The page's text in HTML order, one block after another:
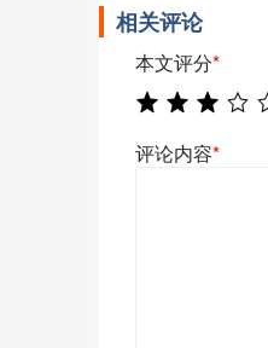
相关评论
本文评分*
评论内容*